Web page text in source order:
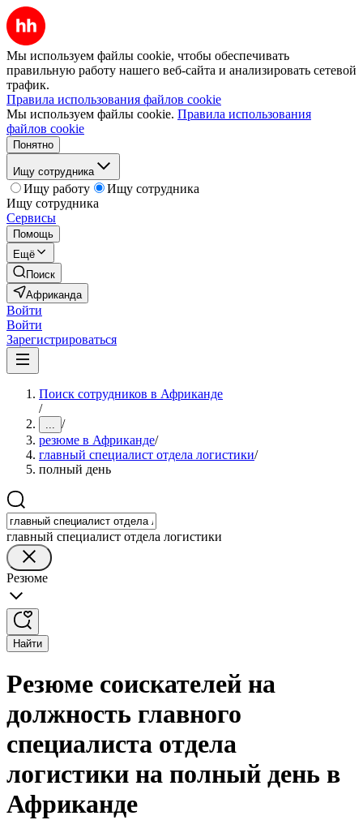
Мы используем файлы cookie, чтобы обеспечивать
правильную работу нашего веб-сайта и анализировать сетевой
трафик.
Правила использования файлов cookie
Мы используем файлы cookie. Правила использования
файлов cookie
Понятно
Ищу сотрудника
Ищу работу
Ищу сотрудника
Ищу сотрудника
Сервисы
Помощь
Ещё
Поиск
Африканда
Войти
Войти
Зарегистрироваться
Поиск сотрудников в Африканде
/
... /
резюме в Африканде/
главный специалист отдела логистики/
полный день
главный специалист отдела логистики
Резюме
Найти
Резюме соискателей на
должность главного
специалиста отдела
логистики на полный день в
Африканде